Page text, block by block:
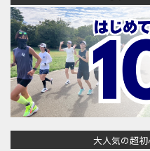
大人気の超